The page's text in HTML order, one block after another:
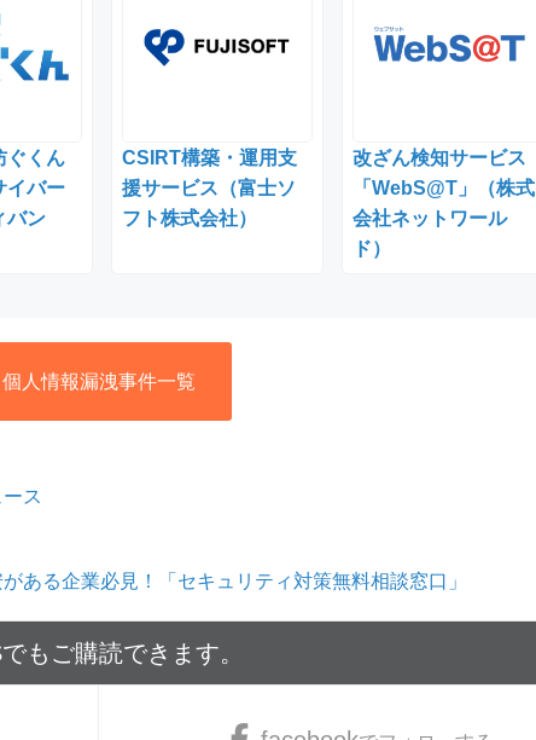
ぐくん
イバー
バン
CSIRT構築・運用支
援サービス（富士ソ
フト株式会社）
改ざん検知サービス
「WebS@T」（株式
会社ネットワール
ド）
個人情報漏洩事件一覧
ス
ある企業必見！「セキュリティ対策無料相談窓口」
もご購読できます。